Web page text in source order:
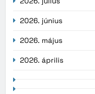
2026. június
2026. május
2026. április